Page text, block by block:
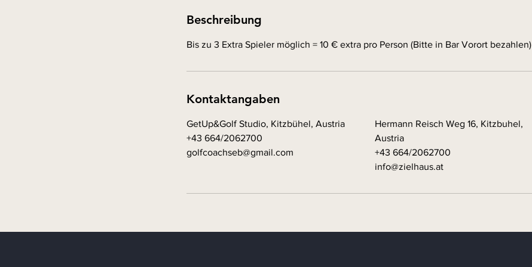
n
.
Beschreibung
Bis zu 3 Extra Spieler möglich = 10 € extra pro Person (Bitte in Bar Vorort bezahlen)
Kontaktangaben
GetUp&Golf Studio, Kitzbühel, Austria
+43 664/2062700
golfcoachseb@gmail.com
Hermann Reisch Weg 16, Kitzbuhel,
Austria
+43 664/2062700
info@zielhaus.at